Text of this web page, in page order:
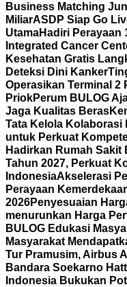
Business Matching
MiliarASDP Siap Go
UtamaHadiri Perayaan
Integrated Cancer
Kesehatan Gratis
Deteksi Dini Kanker
Operasikan Terminal 2
PriokPerum BULOG
Jaga Kualitas Beras
Tata Kelola
untuk Perkuat
Hadirkan Rumah Sakit
Tahun 2027, Perkuat
IndonesiaAkselerasi
Perayaan
2026Penyesuaian
menurunkan Harga
BULOG Edukasi
Masyarakat
Tur Pramusim, Airbus
Bandara Soekarno
Indonesia Bukukan